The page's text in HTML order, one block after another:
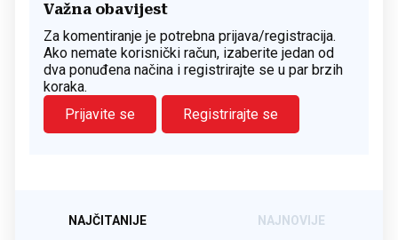
Važna obavijest
Za komentiranje je potrebna prijava/registracija.
Ako nemate korisnički račun, izaberite jedan od
dva ponuđena načina i registrirajte se u par brzih
koraka.
Prijavite se
Registrirajte se
NAJČITANIJE NAJNOVIJE